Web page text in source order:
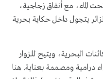
مع أنفاق زجاجية،
يتجول داخل حكاية بحرية
البحرية، ويتيح للزوار
درامية ومصممة بعناية. هنا